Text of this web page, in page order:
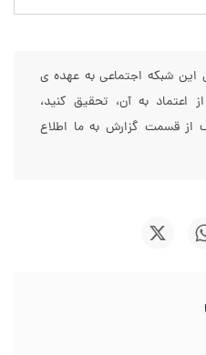
این شبکه اجتماعی به عهده ی
به آن، تحقیق کنید،
قسمت گزارش به ما اطلاع